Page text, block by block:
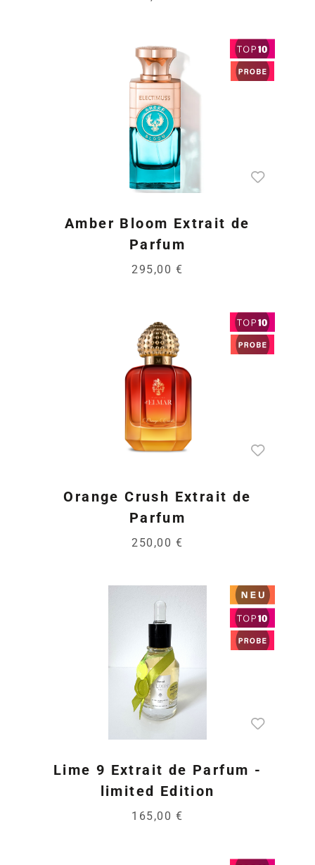
Amber Bloom Extrait de
Parfum
295,00 €
Orange Crush Extrait de
Parfum
250,00 €
Lime 9 Extrait de Parfum -
limited Edition
165,00 €